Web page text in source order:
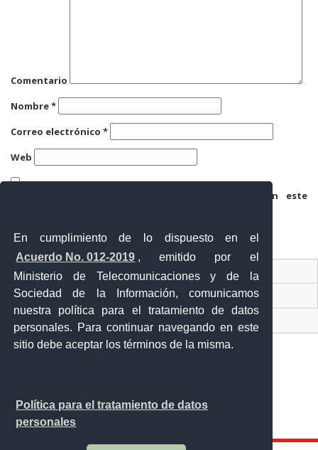
En cumplimiento de lo dispuesto en el
Acuerdo No. 012-2019 , emitido por el
Ministerio de Telecomunicaciones y de la
Sociedad de la Información, comunicamos
nuestra política para el tratamiento de datos
personales. Para continuar navegando en este
sitio debe aceptar los términos de la misma.
Política para el tratamiento de datos
personales
Comentario
Nombre*
Correo electrónico *
Web
Guarda mi nombre, correo electrónico y web en este
Contacto Ciudadano
Ventanilla Única de Comercio Exterior
Sistema Nacional de Información (SNI)
Calle 12 de febrero y Vicente Rocafuerte
Orellana - Ecuador